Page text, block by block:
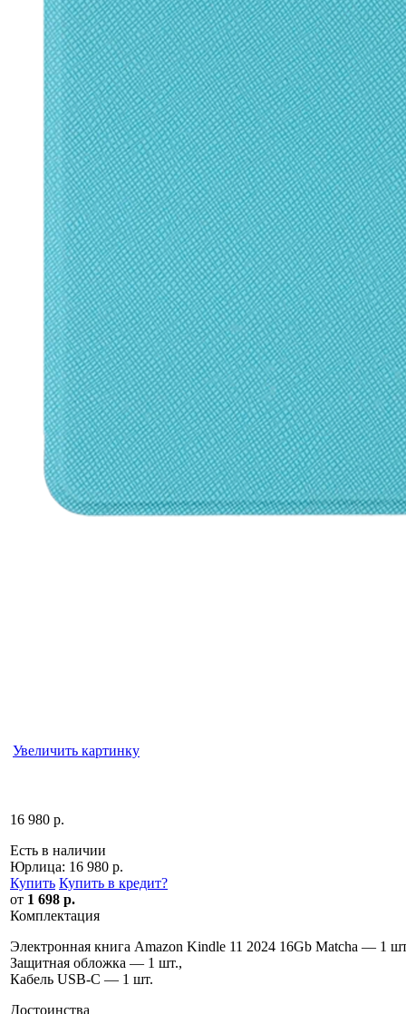
Увеличить картинку
16 980 р.
Есть в наличии
Юрлица: 16 980 р.
Купить Купить в кредит?
от 1 698 р.
Комплектация
Электронная книга Amazon Kindle 11 2024 16Gb Matcha — 1
Защитная обложка — 1 шт.,
Кабель USB-C — 1 шт.
Достоинства